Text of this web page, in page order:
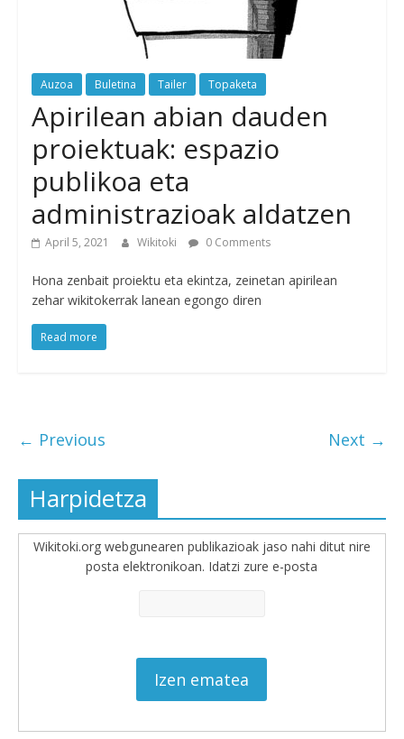
Auzoa Buletina Tailer Topaketa
Apirilean abian dauden
proiektuak: espazio
publikoa eta
administrazioak aldatzen
April 5, 2021 Wikitoki 0 Comments
Hona zenbait proiektu eta ekintza, zeinetan apirilean
zehar wikitokerrak lanean egongo diren
Read more
← Previous Next →
Harpidetza
Wikitoki.org webgunearen publikazioak jaso nahi ditut nire
posta elektronikoan. Idatzi zure e-posta